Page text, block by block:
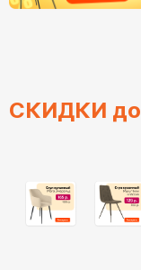
СКИДКИ до